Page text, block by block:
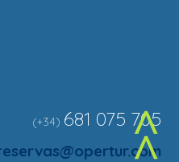
^
(+34) 681 075 705